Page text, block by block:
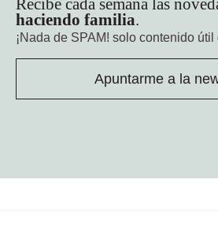
haciendo familia.
¡Nada de SPAM! solo contenido útil
Apuntarme a la